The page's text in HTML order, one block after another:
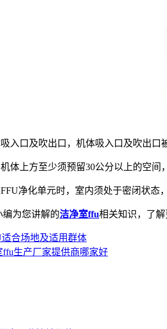
口及吹出口，机体吸入口及吹出口
上方至少须预留30公分以上的空间
净化单元时，室内须处于密闭状态，
为您讲解的洁净室ffu相关知识，了解
合场地及适用群体
ffu生产厂家提供商哪家好